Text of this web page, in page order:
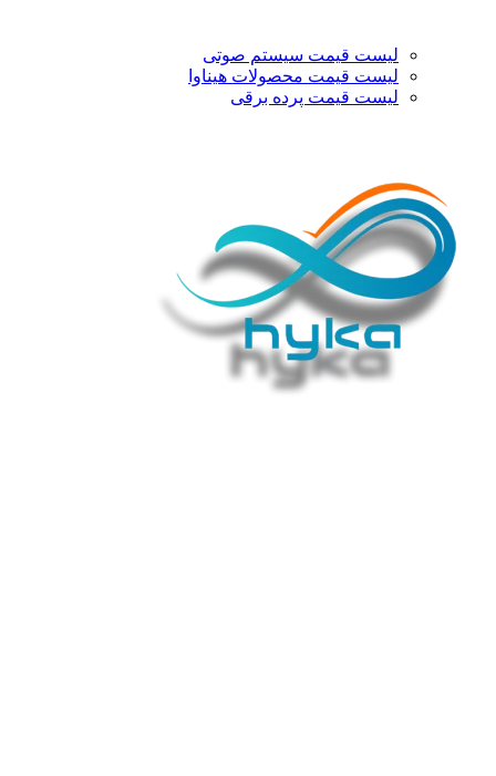
لیست قیمت سیستم صوتی
لیست قیمت محصولات هیناوا
لیست قیمت پرده برقی